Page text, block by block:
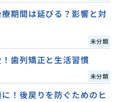
期間は延びる？影響と対
未分類
歯列矯正と生活習慣
未分類
！後戻りを防ぐためのヒ